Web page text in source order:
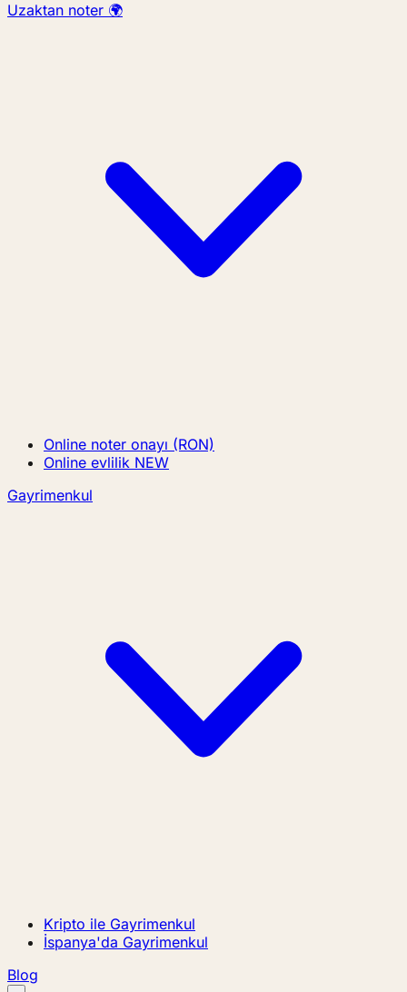
Uzaktan noter 🌍
Online noter onayı (RON)
Online evlilik NEW
Gayrimenkul
Kripto ile Gayrimenkul
İspanya'da Gayrimenkul
Blog